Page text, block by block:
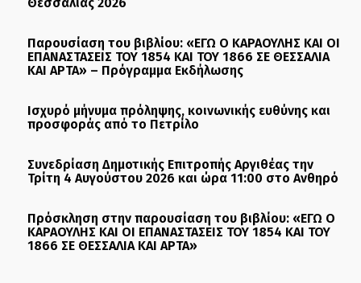
Παρουσίαση του βιβλίου: «ΕΓΩ Ο ΚΑΡΑΟΥΛΗΣ ΚΑΙ ΟΙ
ΕΠΑΝΑΣΤΑΣΕΙΣ ΤΟΥ 1854 ΚΑΙ ΤΟΥ 1866 ΣΕ ΘΕΣΣΑΛΙΑ
ΚΑΙ ΑΡΤΑ» – Πρόγραμμα Εκδήλωσης
Ισχυρό μήνυμα πρόληψης, κοινωνικής ευθύνης και
προσφοράς από το Πετρίλο
Συνεδρίαση Δημοτικής Επιτροπής Αργιθέας την
Τρίτη 4 Αυγούστου 2026 και ώρα 11:00 στο Ανθηρό
Πρόσκληση στην παρουσίαση του βιβλίου: «ΕΓΩ Ο
ΚΑΡΑΟΥΛΗΣ ΚΑΙ ΟΙ ΕΠΑΝΑΣΤΑΣΕΙΣ ΤΟΥ 1854 ΚΑΙ ΤΟΥ
1866 ΣΕ ΘΕΣΣΑΛΙΑ ΚΑΙ ΑΡΤΑ»